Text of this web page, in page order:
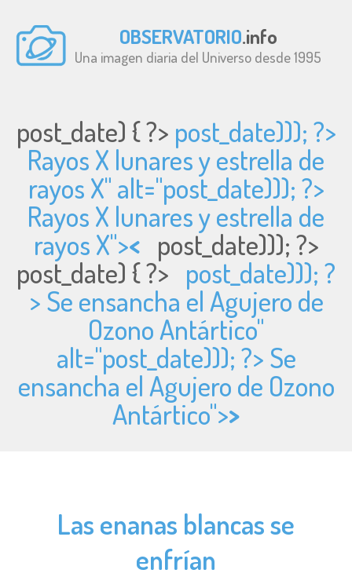
OBSERVATORIO.info
Una imagen diaria del Universo desde 1995
post_date) { ?> post_date))); ?>
Rayos X lunares y estrella de
rayos X" alt="post_date))); ?>
Rayos X lunares y estrella de
rayos X">< post_date))); ?>
post_date) { ?> post_date))); ?
> Se ensancha el Agujero de
Ozono Antártico"
alt="post_date))); ?> Se
ensancha el Agujero de Ozono
Antártico">>
Las enanas blancas se
enfrían